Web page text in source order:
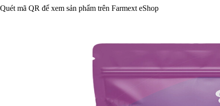
Quét mã QR để xem sản phẩm trên Farmext eShop